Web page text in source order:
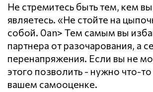
Не стремитесь быть тем, кем
являетесь. «Не стойте на
собой. 0an> Тем самым вы
партнера от разочарования, а
перенапряжения. Если вы не
этого позволить - нужно что-то
вашем самооценке.